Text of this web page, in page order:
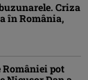
Criza
în România,
pot